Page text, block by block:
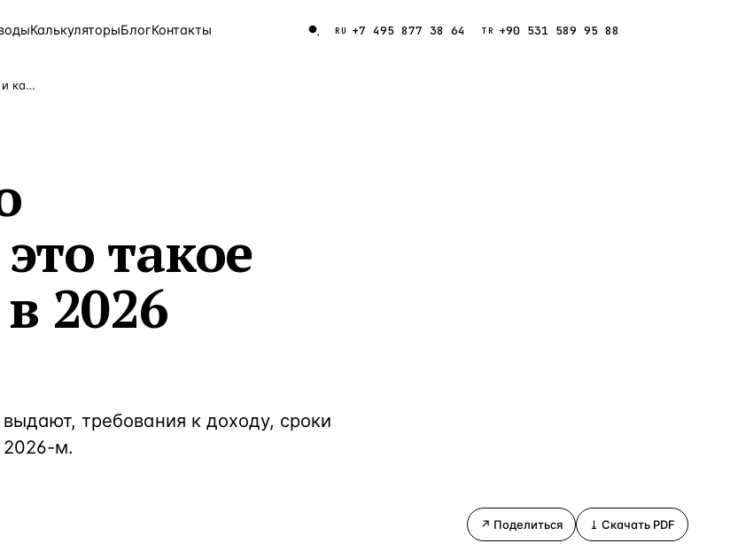
КалькуляторыБлогКонтакты RU +7 495 877 38 64 TR +90 531 589 95 88
3 906 объектов
2 948 объектов
Таиланд · 2 172
Виза цифрового кочевника: что это такое и как получить в 2026 году
такое
2026
требования к доходу, сроки
2026-м.
↗ Поделиться ⤓ Скачать PDF